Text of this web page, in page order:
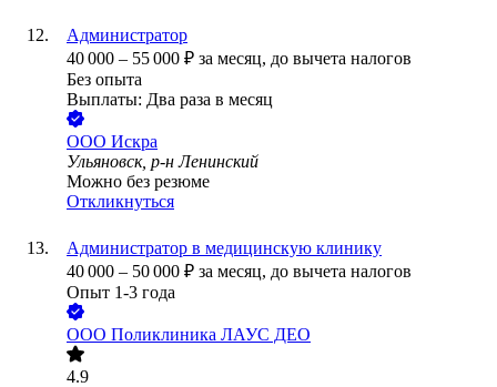
Администратор
40 000 – 55 000 ₽ за месяц, до вычета налогов
Без опыта
Выплаты: Два раза в месяц
ООО Искра
Ульяновск, р-н Ленинский
Можно без резюме
Откликнуться
Администратор в медицинскую клинику
40 000 – 50 000 ₽ за месяц, до вычета налогов
Опыт 1-3 года
ООО Поликлиника ЛАУС ДЕО
4.9